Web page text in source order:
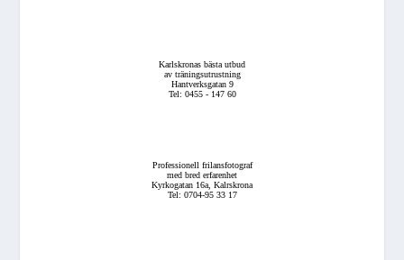
Karlskronas bästa utbud
av träningsutrustning
Hantverksgatan 9
Tel: 0455 - 147 60
Professionell frilansfotograf
med bred erfarenhet
Kyrkogatan 16a, Kalrskrona
Tel: 0704-95 33 17